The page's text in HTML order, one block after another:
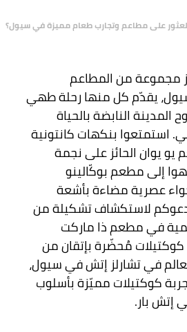
على مطاعم وتجارب طعام مميزة في سيول؟
مجموعة من المطاعم
يقدّم كل منها رحلة طهي
النابضة بالحياة
استمتعوا بنكهات كانتونية
يوان الحائز على نجمة
إلى مطعم بوكّالينو
عصرية مضاءة بأشعة
لاستكشاف تشكيلة من
في مطعم ذا ماركت
مُحضّرة بإتقان من
في تشارلز إتش في سيول،
كوكتيلات مميّزة بأسلوب
إتش بار.